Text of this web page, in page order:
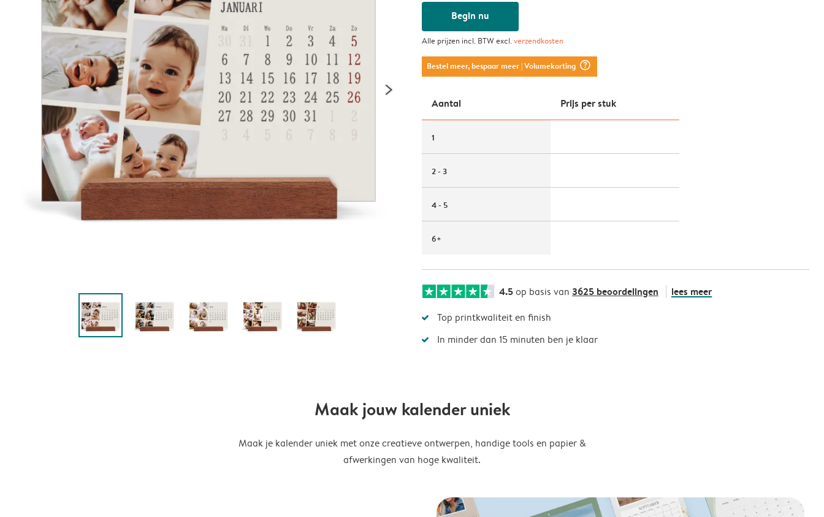
Begin nu
Alle prijzen incl. BTW excl.verzendkosten
Bestel meer, bespaar meer| Volumekorting question_mark_circle
Aantal Prijs per stuk
1
2 - 3
4 - 5
6+
4.5op basis van 3625 beoordelingen lees meer
Top printkwaliteit en finish
In minder dan 15 minuten ben je klaar
Maak jouw kalender uniek
Maak je kalender uniek met onze creatieve ontwerpen, handige tools en papier &
afwerkingen van hoge kwaliteit.